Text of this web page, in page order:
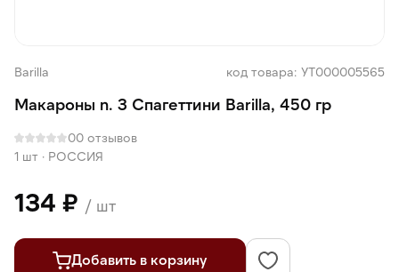
Barilla код товара: УТ000005565
Макароны n. 3 Спагеттини Barilla, 450 гр
00 отзывов
1 шт · РОССИЯ
134 ₽ / шт
Добавить в корзину